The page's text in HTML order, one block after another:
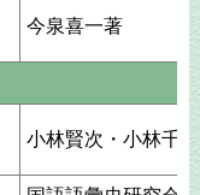
今泉喜一著
小林賢次・小林千